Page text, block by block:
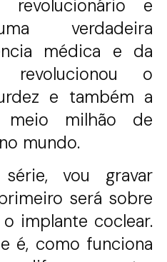
e
verdadeira
médica e da
revolucionou o
e também a
milhão de
mundo.
vou gravar
será sobre
implante coclear.
é, como funciona